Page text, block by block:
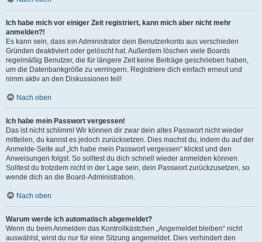
Ich habe mich vor einiger Zeit registriert, kann mich aber nicht mehr
anmelden?!
Es kann sein, dass ein Administrator dein Benutzerkonto aus verschieden
Gründen deaktiviert oder gelöscht hat. Außerdem löschen viele Boards
regelmäßig Benutzer, die für längere Zeit keine Beiträge geschrieben haben,
um die Datenbankgröße zu verringern. Registriere dich einfach erneut und
nimm aktiv an den Diskussionen teil!
Nach oben
Ich habe mein Passwort vergessen!
Das ist nicht schlimm! Wir können dir zwar dein altes Passwort nicht wieder
mitteilen, du kannst es jedoch zurücksetzen. Dies machst du, indem du auf der
Anmelde-Seite auf „Ich habe mein Passwort vergessen“ klickst und den
Anweisungen folgst. So solltest du dich schnell wieder anmelden können.
Solltest du trotzdem nicht in der Lage sein, dein Passwort zurückzusetzen, so
wende dich an die Board-Administration.
Nach oben
Warum werde ich automatisch abgemeldet?
Wenn du beim Anmelden das Kontrollkästchen „Angemeldet bleiben“ nicht
auswählst, wirst du nur für eine Sitzung angemeldet. Dies verhindert den